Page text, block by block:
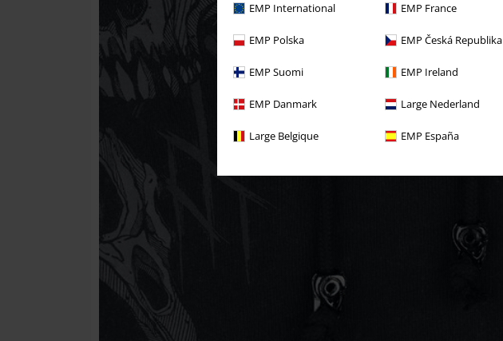
EMP International EMP France
EMP Polska EMP Česká Republika
EMP Suomi EMP Ireland
EMP Danmark Large Nederland
Large Belgique EMP España